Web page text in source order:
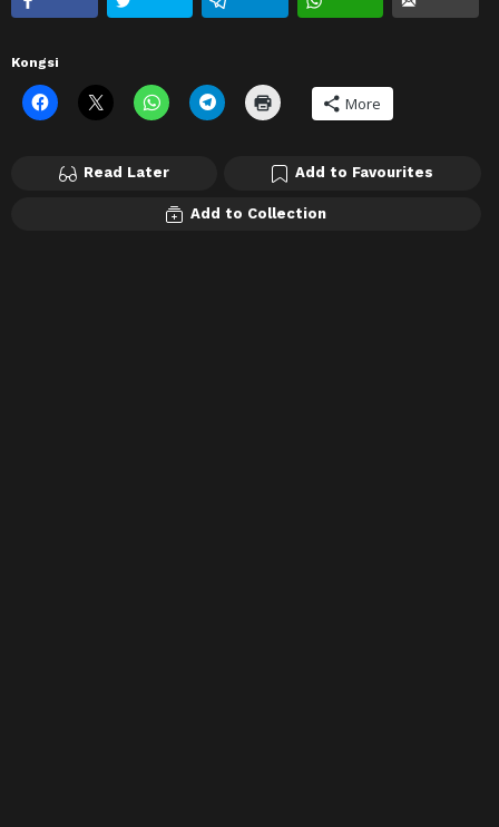
Kongsi
More
Read Later Add to Favourites
Add to Collection